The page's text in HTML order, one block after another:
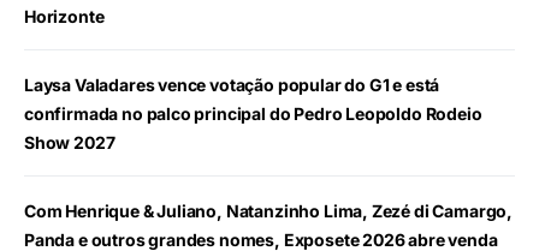
Horizonte
Laysa Valadares vence votação popular do G1 e está
confirmada no palco principal do Pedro Leopoldo Rodeio
Show 2027
Com Henrique & Juliano, Natanzinho Lima, Zezé di Camargo,
Panda e outros grandes nomes, Exposete 2026 abre venda